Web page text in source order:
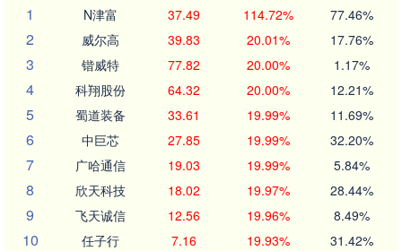
1 N津富 37.49 114.72% 77.46%
2 威尔高 39.83 20.01% 17.76%
3 锴威特 77.82 20.00% 1.17%
4 科翔股份 64.32 20.00% 12.21%
5 蜀道装备 33.61 19.99% 11.69%
6 中巨芯 27.85 19.99% 32.20%
7 广哈通信 19.03 19.99% 5.84%
8 欣天科技 18.02 19.97% 28.44%
9 飞天诚信 12.56 19.96% 8.49%
10 任子行 7.16 19.93% 31.42%